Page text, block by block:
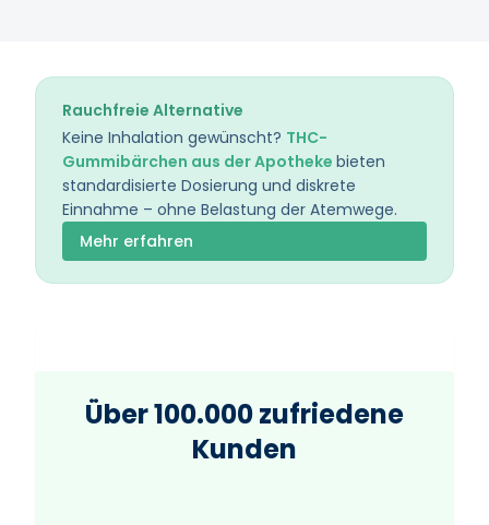
Rauchfreie Alternative
Keine Inhalation gewünscht? THC-
Gummibärchen aus der Apotheke bieten
standardisierte Dosierung und diskrete
Einnahme – ohne Belastung der Atemwege.
Mehr erfahren
Über 100.000 zufriedene
Kunden